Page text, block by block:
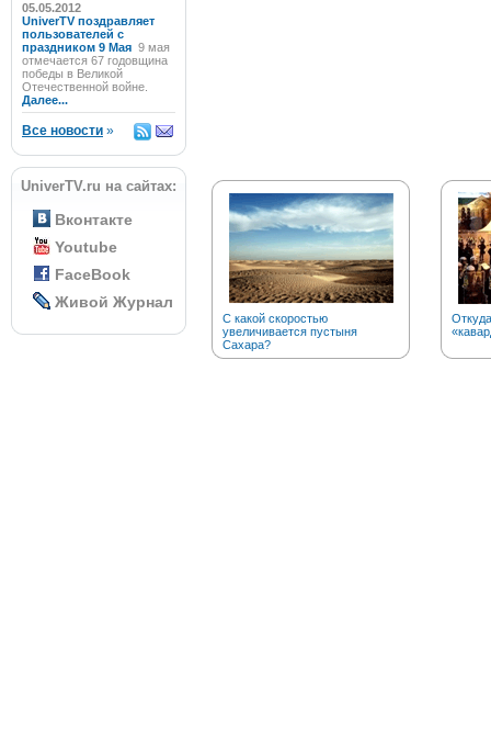
05.05.2012
UniverTV поздравляет
пользователей с
праздником 9 Мая 9 мая
отмечается 67 годовщина
победы в Великой
Отечественной войне.
Далее...
Все новости »
UniverTV.ru на сайтах:
Вконтакте
Youtube
FaceBook
Живой Журнал
С какой скоростью
увеличивается пустыня
Сахара?